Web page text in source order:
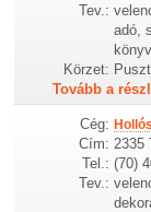
Tev.:
adó,
Körzet:
Tovább a
Cég:
Cím: 2335
Tel.: (70)
Tev.: